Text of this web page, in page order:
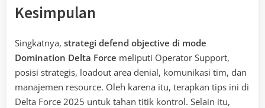
Kesimpulan
Singkatnya, strategi defend objective di mode
Domination Delta Force meliputi Operator Support,
posisi strategis, loadout area denial, komunikasi tim, dan
manajemen resource. Oleh karena itu, terapkan tips ini di
Delta Force 2025 untuk tahan titik kontrol. Selain itu,